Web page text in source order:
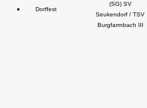
Dorffest
(SG) SV
Seukendorf / TSV
Burgfarrnbach III